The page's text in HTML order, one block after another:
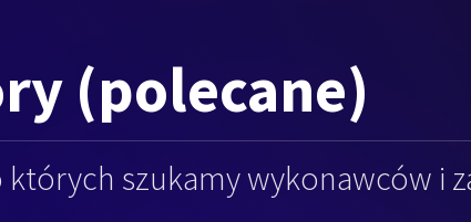
(polecane)
których szukamy wykonawców i